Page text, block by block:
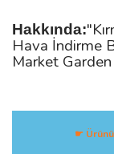
Hakkında:
Hava İndirme
Market Garden
☛